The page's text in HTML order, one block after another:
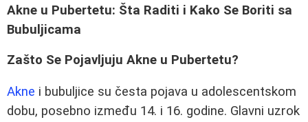
Akne u Pubertetu: Šta Raditi i Kako Se Boriti sa
Bubuljicama
Zašto Se Pojavljuju Akne u Pubertetu?
Akne i bubuljice su česta pojava u adolescentskom
dobu, posebno između 14. i 16. godine. Glavni uzrok